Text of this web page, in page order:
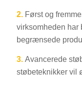
2. Først og
virksomheden har
begrænsede
3. Avancerede
støbeteknikker vil